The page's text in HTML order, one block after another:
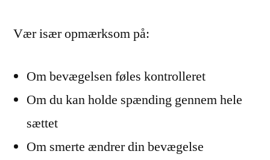
Vær især opmærksom på:
Om bevægelsen føles kontrolleret
Om du kan holde spænding gennem hele
sættet
Om smerte ændrer din bevægelse